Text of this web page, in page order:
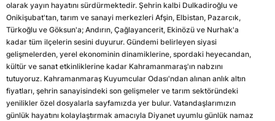
olarak yayın hayatını sürdürmektedir. Şehrin kalbi Dulkadiroğlu ve
Onikişubat'tan, tarım ve sanayi merkezleri Afşin, Elbistan, Pazarcık,
Türkoğlu ve Göksun'a; Andırın, Çağlayancerit, Ekinözü ve Nurhak'a
kadar tüm ilçelerin sesini duyurur. Gündemi belirleyen siyasi
gelişmelerden, yerel ekonominin dinamiklerine, spordaki heyecandan,
kültür ve sanat etkinliklerine kadar Kahramanmaraş'ın nabzını
tutuyoruz. Kahramanmaraş Kuyumcular Odası'ndan alınan anlık altın
fiyatları, şehrin sanayisindeki son gelişmeler ve tarım sektöründeki
yenilikler özel dosyalarla sayfamızda yer bulur. Vatandaşlarımızın
günlük hayatını kolaylaştırmak amacıyla Diyanet uyumlu günlük namaz